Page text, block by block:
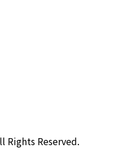
Rights Reserved.